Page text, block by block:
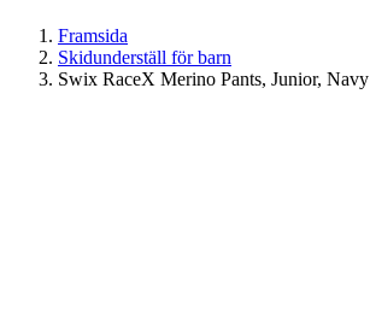
Framsida
Skidunderställ för barn
Swix RaceX Merino Pants, Junior, Navy